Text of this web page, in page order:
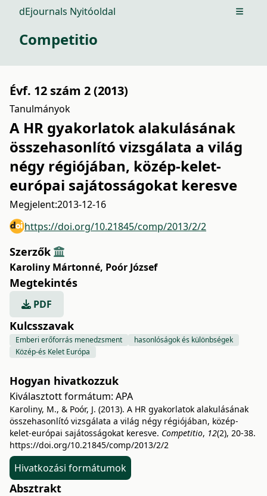
dEjournals Nyitóoldal Open
Competitio
Évf. 12 szám 2 (2013)
Tanulmányok
A HR gyakorlatok alakulásának
összehasonlító vizsgálata a világ
négy régiójában, közép-kelet-
európai sajátosságokat keresve
Megjelent:2013-12-16
https://doi.org/10.21845/comp/2013/2/2
Szerzők
Karoliny Mártonné, Poór József
Megtekintés
PDF
Kulcsszavak
Emberi erőforrás menedzsment
hasonlóságok és különbségek
Közép-és Kelet Európa
Hogyan hivatkozzuk
Kiválasztott formátum: APA
Karoliny, M., & Poór, J. (2013). A HR gyakorlatok alakulásának
összehasonlító vizsgálata a világ négy régiójában, közép-
kelet-európai sajátosságokat keresve. Competitio, 12(2), 20-38.
https://doi.org/10.21845/comp/2013/2/2
Hivatkozási formátumok
Absztrakt